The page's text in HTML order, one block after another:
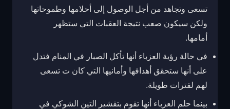
تسعى وتجاهد من أجل الوصول إلى أحلامها وطموحاتها
ولكن سيكون صعب نتيجة العقبات التي ستظهر
أمامها.
في حالة رؤية العزباء أنها تأكل الصبار في المنام فتدل
على أنها ستحقق أهدافها وأمانيها التي كان ت تسعى
لهم لفترات طويلة.
بينما حلم العزباء أنها تقوم بتقشير التين الشوكي في